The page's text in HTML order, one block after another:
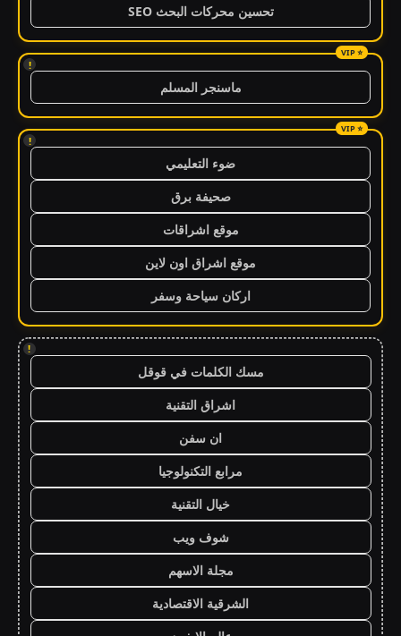
تحسين محركات البحث SEO
!
ماسنجر المسلم
!
ضوء التعليمي
صحيفة برق
موقع اشراقات
موقع اشراق اون لاين
اركان سياحة وسفر
!
مسك الكلمات في قوقل
اشراق التقنية
ان سفن
مرابع التكنولوجيا
خيال التقنية
شوف ويب
مجلة الاسهم
الشرقية الاقتصادية